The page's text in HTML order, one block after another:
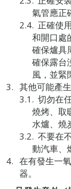
氣管應正
正確使
和開口處
確保爐具
確保露台
風，並緊
其他可能產
切勿在
燒烤、取
水爐、燒
不要在
動汽車、
在有發生一
器。